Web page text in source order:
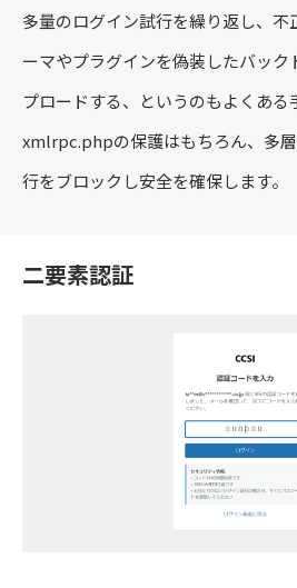
多量のログイン試行を繰り返し、
ーマやプラグインを偽装したバック
プロードする、というのもよくある
xmlrpc.phpの保護はもちろん、多
行をブロックし安全を確保します。
二要素認証